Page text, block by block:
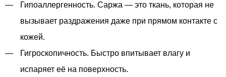
Гипоаллергенность. Саржа — это ткань, которая не
вызывает раздражения даже при прямом контакте с
кожей.
Гигроскопичность. Быстро впитывает влагу и
испаряет её на поверхность.